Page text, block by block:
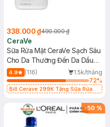
338.000 ₫490.000 ₫
CeraVe
Sữa Rửa Mặt CeraVe Sạch Sâu
Cho Da Thường Đến Da Dầu
473ml
4.9 (116)
1.5k/tháng
72%
Bill Cerave 299K Tặng Sữa Rửa
-50 %